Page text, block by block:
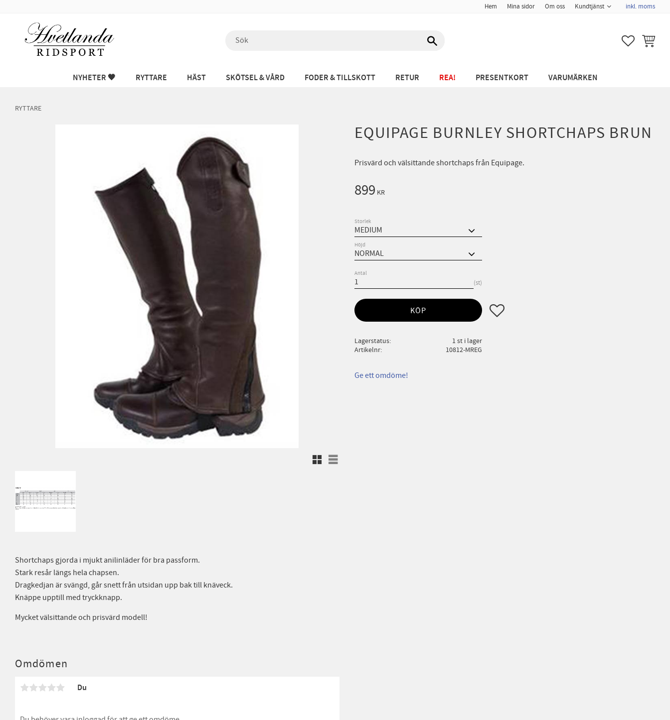
Hem Mina sidor Om oss Kundtjänst inkl. moms
FAVORITER
NYHETER 🖤 RYTTARE HÄST SKÖTSEL & VÅRD FODER & TILLSKOTT RETUR REA! PRESENTKORT VARUMÄRKEN
RYTTARE
EQUIPAGE BURNLEY SHORTCHAPS BRUN
Prisvärd och välsittande shortchaps från Equipage.
Rutnätsvy
Listvy
899 KR
Storlek
Höjd
Antal
st
KÖP Lägg till i favoriter
Lagerstatus
1 st i lager
Artikelnr
10812-MREG
Ge ett omdöme!
Shortchaps gjorda i mjukt anilinläder för bra passform.
Stark resår längs hela chapsen.
Dragkedjan är svängd, går snett från utsidan upp bak till knäveck.
Knäppe upptill med tryckknapp.
Mycket välsittande och prisvärd modell!
Omdömen
Du